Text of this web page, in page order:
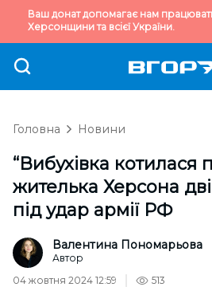
Ваш донат допомагає нам
Херсонщини та всієї України.
Головна Новини
“Вибухівка котилася
жителька Херсона
під удар армії РФ
Валентина Пономарьова
Автор
04 жовтня 2024 12:59
513